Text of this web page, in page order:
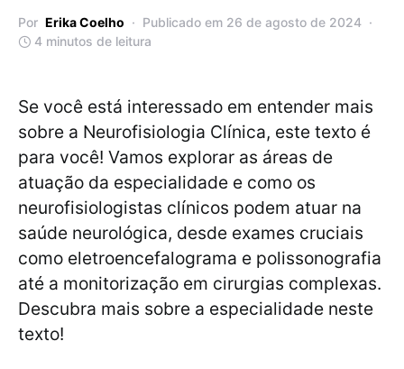
Por Erika Coelho
Publicado em 26 de agosto de 2024
4 minutos de leitura
Se você está interessado em entender mais
sobre a Neurofisiologia Clínica, este texto é
para você! Vamos explorar as áreas de
atuação da especialidade e como os
neurofisiologistas clínicos podem atuar na
saúde neurológica, desde exames cruciais
como eletroencefalograma e polissonografia
até a monitorização em cirurgias complexas.
Descubra mais sobre a especialidade neste
texto!